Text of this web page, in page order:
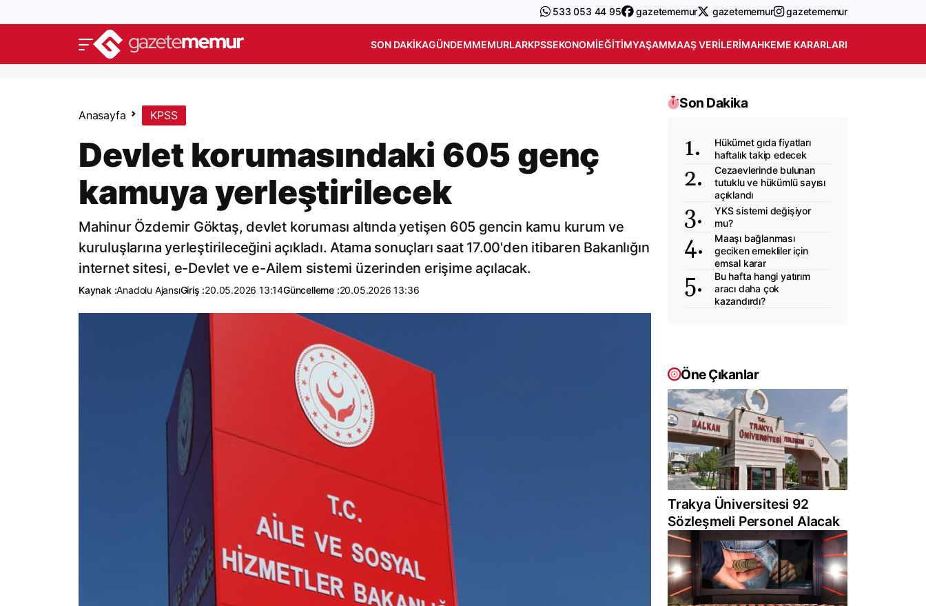
533 053 44 95 gazetememur gazetememur gazetememur
SON DAKIKAGÜNDEMMEMURLARKPSSEKONOMIEĞITIMYAŞAMMAAŞ VERILERIMAHKEME KARARLARI
Anasayfa KPSS
Devlet korumasındaki 605 genç
kamuya yerleştirilecek
Mahinur Özdemir Göktaş, devlet koruması altında yetişen 605 gencin kamu kurum ve
kuruluşlarına yerleştirileceğini açıkladı. Atama sonuçları saat 17.00'den itibaren Bakanlığın
internet sitesi, e-Devlet ve e-Ailem sistemi üzerinden erişime açılacak.
Kaynak :Anadolu AjansıGiriş :20.05.2026 13:14Güncelleme :20.05.2026 13:36
Son Dakika
Hükümet gıda fiyatları
haftalık takip edecek
Cezaevlerinde bulunan
tutuklu ve hükümlü sayısı
açıklandı
YKS sistemi değişiyor
mu?
Maaşı bağlanması
geciken emekliler için
emsal karar
Bu hafta hangi yatırım
aracı daha çok
kazandırdı?
Öne Çıkanlar
Trakya Üniversitesi 92
Sözleşmeli Personel Alacak